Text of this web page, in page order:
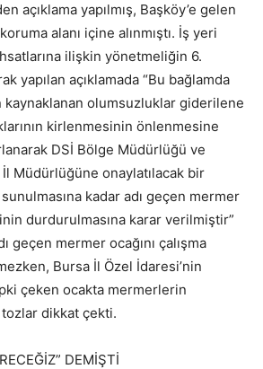
açıklama yapılmış, Başköy’e gelen
alanı içine alınmıştı. İş yeri
ilişkin yönetmeliğin 6.
yapılan açıklamada “Bu bağlamda
olumsuzluklar giderilene
kirlenmesinin önlenmesine
DSİ Bölge Müdürlüğü ve
Müdürlüğüne onaylatılacak bir
kadar adı geçen mermer
durdurulmasına karar verilmiştir”
geçen mermer ocağını çalışma
Bursa İl Özel İdaresi’nin
çeken ocakta mermerlerin
tozlar dikkat çekti.
DEMİŞTİ